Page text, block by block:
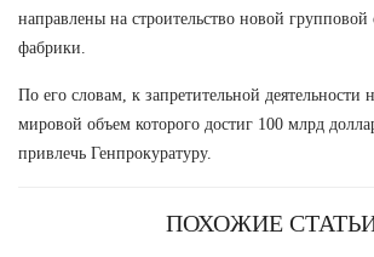
направлены на строительство новой групповой
фабрики.
По его словам, к запретительной деятельности
мировой объем которого достиг 100 млрд
привлечь Генпрокуратуру.
ПОХОЖИЕ